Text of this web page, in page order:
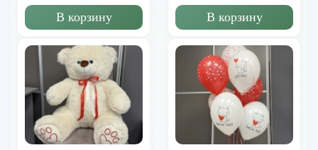
В корзину В корзину